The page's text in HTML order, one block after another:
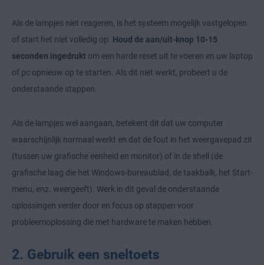
Als de lampjes niet reageren, is het systeem mogelijk vastgelopen
of start het niet volledig op. Houd de aan/uit-knop 10-15
seconden ingedrukt om een harde reset uit te voeren en uw laptop
of pc opnieuw op te starten. Als dit niet werkt, probeert u de
onderstaande stappen.
Als de lampjes wel aangaan, betekent dit dat uw computer
waarschijnlijk normaal werkt en dat de fout in het weergavepad zit
(tussen uw grafische eenheid en monitor) of in de shell (de
grafische laag die het Windows-bureaublad, de taakbalk, het Start-
menu, enz. weergeeft). Werk in dit geval de onderstaande
oplossingen verder door en focus op stappen voor
probleemoplossing die met hardware te maken hebben.
2. Gebruik een sneltoets